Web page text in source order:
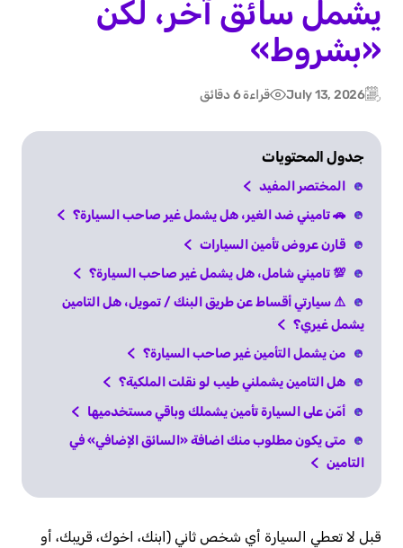
يشمل سائق آخر، لكن
«بشروط»
Updated:
July 13, 2026
Postقراءة 6 دقائق
جدول المحتويات
المختصر المفيد
🚗 تاميني ضد الغير، هل يشمل غير صاحب السيارة؟
قارن عروض تأمين السيارات
💯 تاميني شامل، هل يشمل غير صاحب السيارة؟
⚠️ سيارتي أقساط عن طريق البنك / تمويل، هل التامين
يشمل غيري؟
من يشمل التأمين غير صاحب السيارة؟
هل التامين يشملني طيب لو نقلت الملكية؟
أمّن على السيارة تأمين يشملك وباقي مستخدميها
متى يكون مطلوب منك اضافة «السائق الإضافي» في
التامين
قبل لا تعطي السيارة أي شخص ثاني (ابنك، اخوك، قريبك، أو